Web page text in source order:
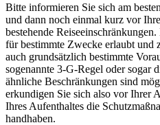
Bitte informieren Sie sich am
und dann noch einmal kurz vor
bestehende
für bestimmte Zwecke erlaubt und
auch grundsätzlich bestimmte
sogenannte 3-G-Regel oder sogar
ähnliche Beschränkungen sind
erkundigen Sie sich also vor Ihrer
Ihres Aufenthaltes die
handhaben.